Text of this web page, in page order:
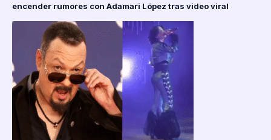
encender rumores con Adamari López tras video viral